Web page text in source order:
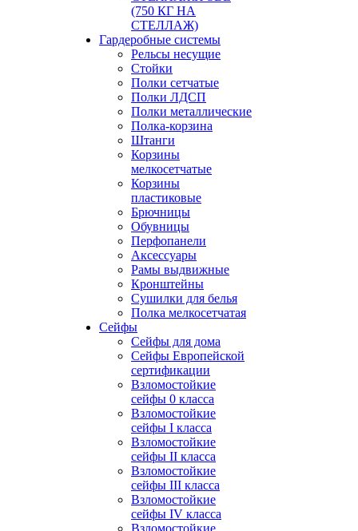
(750 КГ НА
СТЕЛЛАЖ)
Гардеробные системы
Рельсы несущие
Стойки
Полки сетчатые
Полки ЛДСП
Полки металлические
Полка-корзина
Штанги
Корзины
мелкосетчатые
Корзины
пластиковые
Брючницы
Обувницы
Перфопанели
Аксессуары
Рамы выдвижные
Кронштейны
Сушилки для белья
Полка мелкосетчатая
Сейфы
Сейфы для дома
Сейфы Европейской
сертификации
Взломостойкие
сейфы 0 класса
Взломостойкие
сейфы I класса
Взломостойкие
сейфы II класса
Взломостойкие
сейфы III класса
Взломостойкие
сейфы IV класса
Взломостойкие